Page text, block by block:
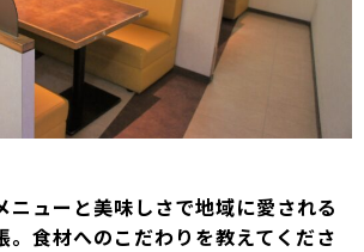
ニューと美味しさで地域に愛される
。食材へのこだわりを教えてくださ